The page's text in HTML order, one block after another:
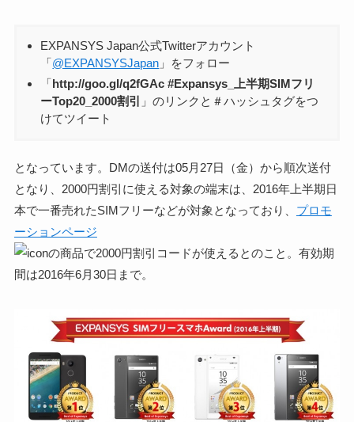
EXPANSYS Japan公式Twitterアカウント
「@EXPANSYSJapan 」をフォロー
「http://goo.gl/q2fGAc #Expansys_上半期SIMフリ
ーTop20_2000割引
」のリンクと＃ハッシュタグをつ
けてツイート
となっています。DMの送付は05月27日（金）から順次送付
となり、2000円割引に使える対象の端末は、2016年上半期日
本で一番売れたSIMフリーなどが対象となっており、 プロモ
ーションページ
の商品で2000円割引コードが使えるとのこと。有効期
間は2016年6月30日まで。